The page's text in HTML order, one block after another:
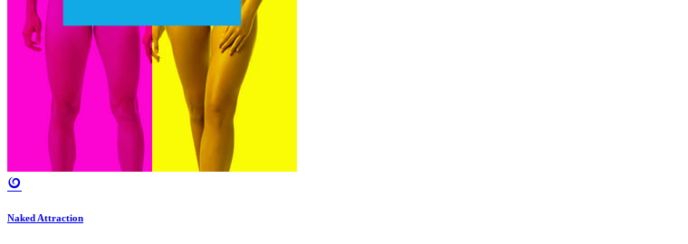
Naked Attraction